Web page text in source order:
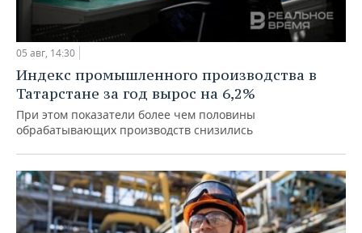
05 авг, 14:30
Индекс промышленного производства в
Татарстане за год вырос на 6,2%
При этом показатели более чем половины
обрабатывающих производств снизились